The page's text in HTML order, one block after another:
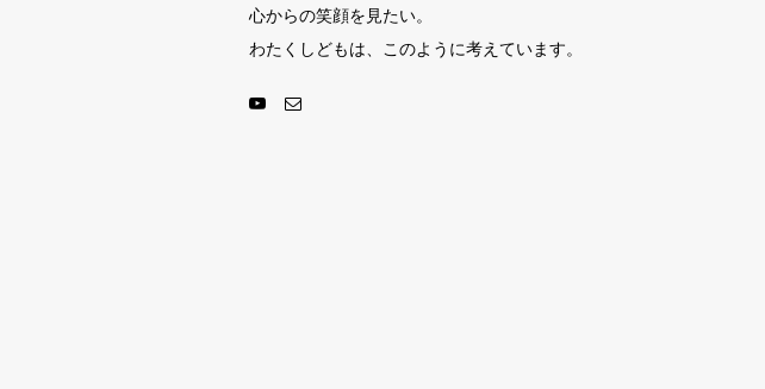
心からの笑顔を見たい。
わたくしどもは、このように考えています。